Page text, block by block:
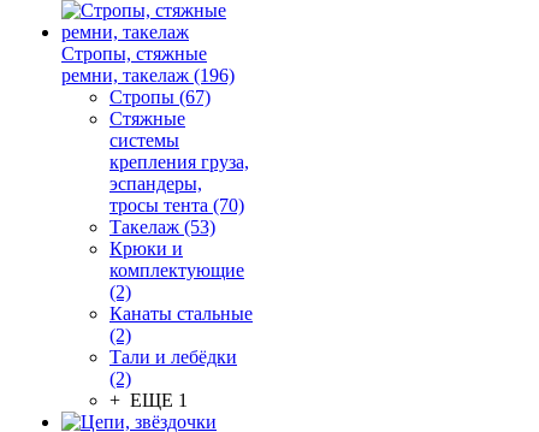
Стропы, стяжные
ремни, такелаж (196)
Стропы (67)
Стяжные
системы
крепления груза,
эспандеры,
тросы тента (70)
Такелаж (53)
Крюки и
комплектующие
(2)
Канаты стальные
(2)
Тали и лебёдки
(2)
+ ЕЩЕ 1